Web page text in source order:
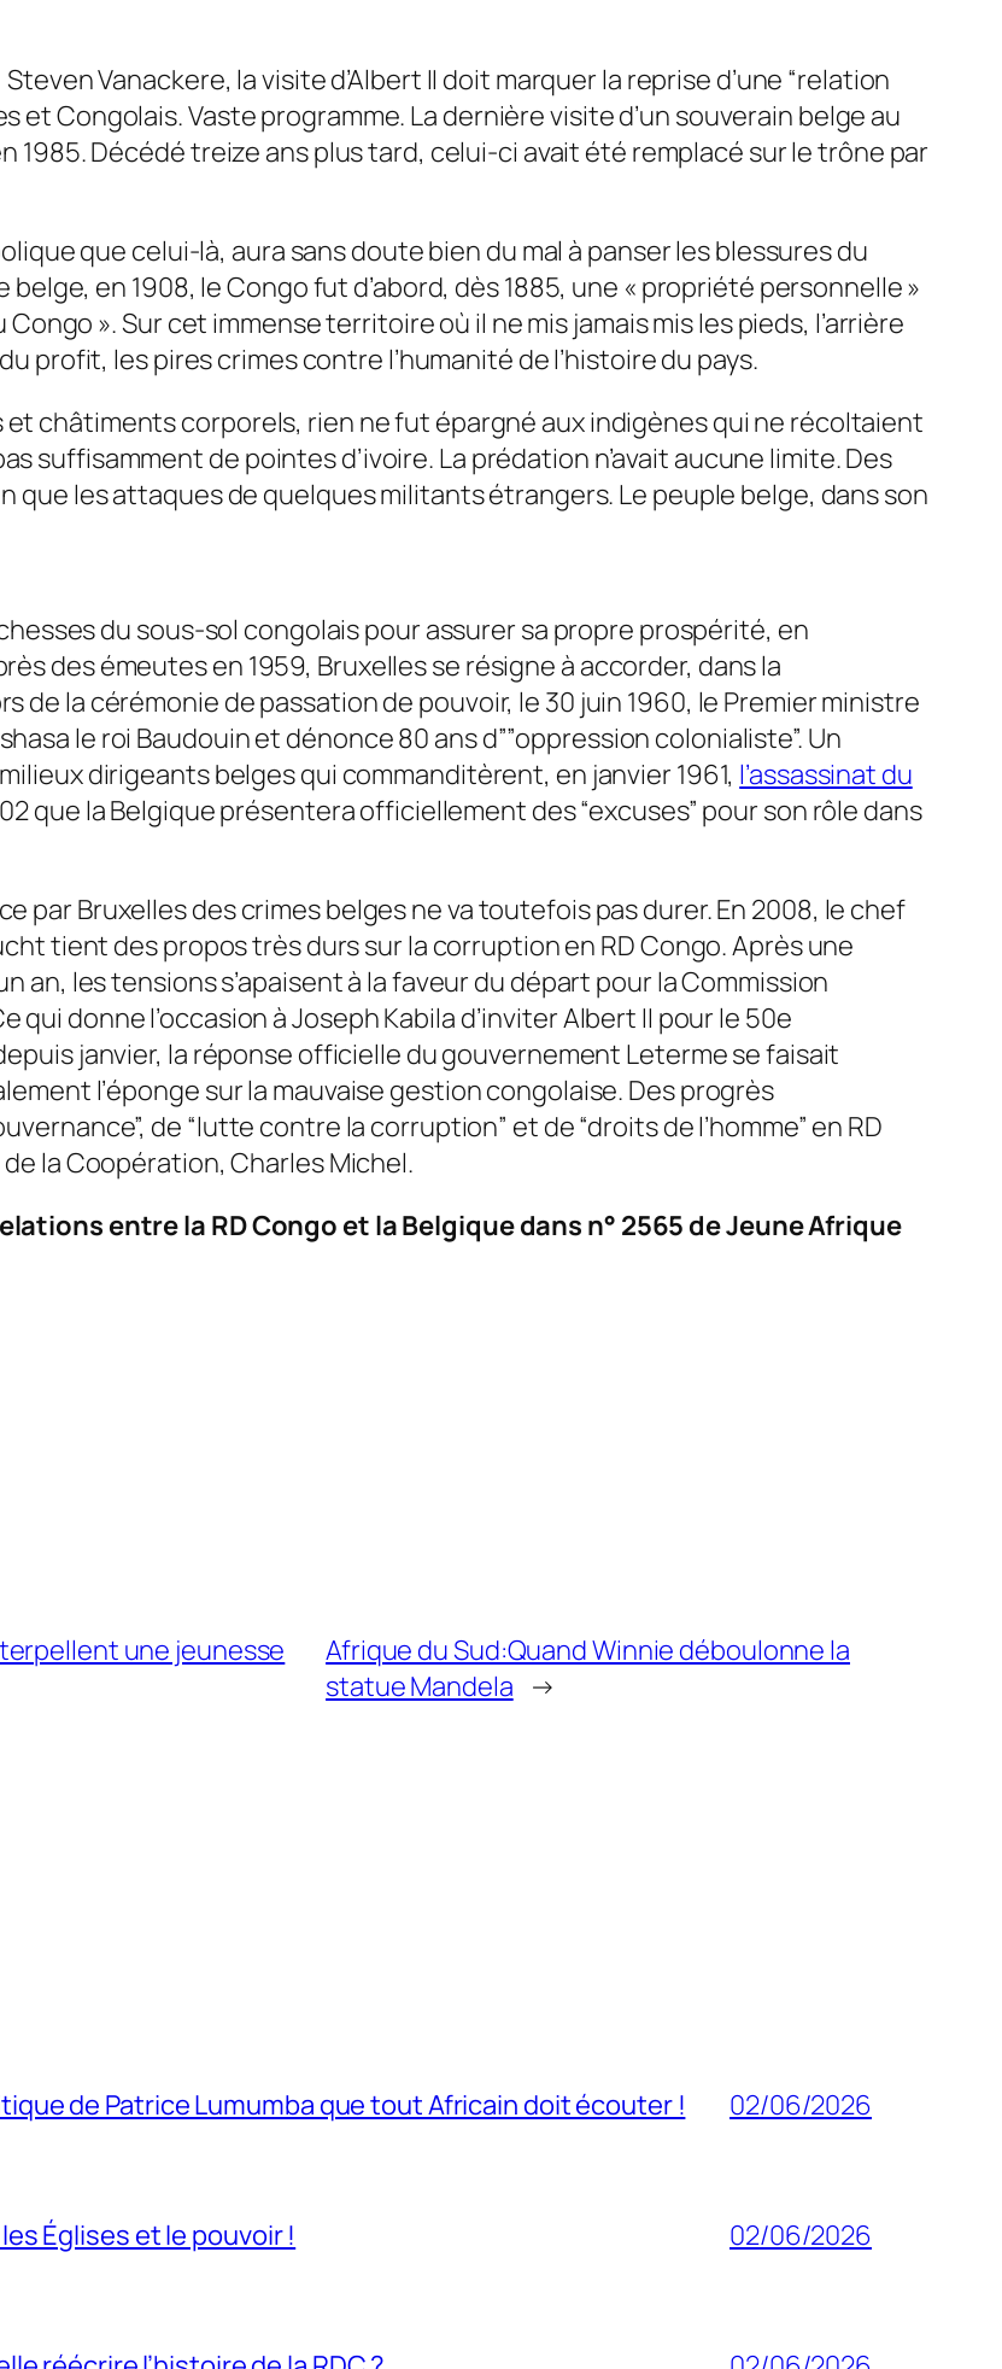
Vanackere, la visite d’Albert II doit marquer la reprise d’une “relation
Congolais. Vaste programme. La dernière visite d’un souverain belge au
1985. Décédé treize ans plus tard, celui-ci avait été remplacé sur le trône par
que celui-là, aura sans doute bien du mal à panser les blessures du
en 1908, le Congo fut d’abord, dès 1885, une « propriété personnelle »
». Sur cet immense territoire où il ne mis jamais mis les pieds, l’arrière
profit, les pires crimes contre l’humanité de l’histoire du pays.
châtiments corporels, rien ne fut épargné aux indigènes qui ne récoltaient
suffisamment de pointes d’ivoire. La prédation n’avait aucune limite. Des
que les attaques de quelques militants étrangers. Le peuple belge, dans son
du sous-sol congolais pour assurer sa propre prospérité, en
des émeutes en 1959, Bruxelles se résigne à accorder, dans la
de la cérémonie de passation de pouvoir, le 30 juin 1960, le Premier ministre
le roi Baudouin et dénonce 80 ans d””oppression colonialiste”. Un
dirigeants belges qui commanditèrent, en janvier 1961, l’assassinat du
que la Belgique présentera officiellement des “excuses” pour son rôle dans
Bruxelles des crimes belges ne va toutefois pas durer. En 2008, le chef
tient des propos très durs sur la corruption en RD Congo. Après une
an, les tensions s’apaisent à la faveur du départ pour la Commission
qui donne l’occasion à Joseph Kabila d’inviter Albert II pour le 50e
janvier, la réponse officielle du gouvernement Leterme se faisait
l’éponge sur la mauvaise gestion congolaise. Des progrès
de “lutte contre la corruption” et de “droits de l’homme” en RD
la Coopération, Charles Michel.
entre la RD Congo et la Belgique dans n° 2565 de Jeune Afrique
une jeunesse
Afrique du Sud:Quand Winnie déboulonne la
statue Mandela →
de Patrice Lumumba que tout Africain doit écouter ! 02/06/2026
Églises et le pouvoir ! 02/06/2026